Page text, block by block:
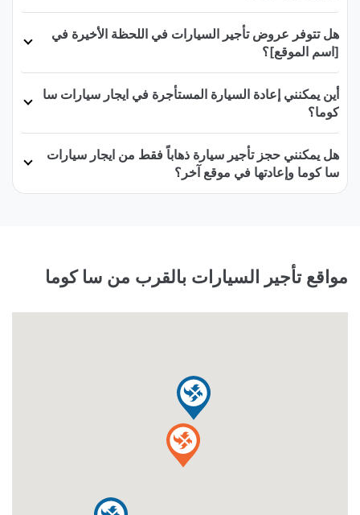
هل تتوفر عروض تأجير السيارات في اللحظة الأخيرة في
[اسم الموقع]؟
أين يمكنني إعادة السيارة المستأجرة في ايجار سيارات سا
كوما؟
هل يمكنني حجز تأجير سيارة ذهاباً فقط من ايجار سيارات
سا كوما وإعادتها في موقع آخر؟
مواقع تأجير السيارات بالقرب من سا كوما